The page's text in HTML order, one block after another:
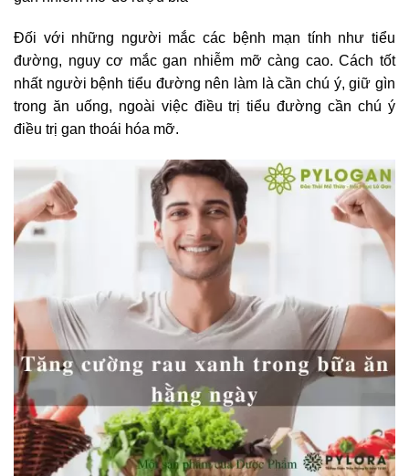
Đối với những người mắc các bệnh mạn tính như tiểu
đường, nguy cơ mắc gan nhiễm mỡ càng cao. Cách tốt
nhất người bệnh tiểu đường nên làm là cần chú ý, giữ gìn
trong ăn uống, ngoài việc điều trị tiểu đường cần chú ý
điều trị gan thoái hóa mỡ.